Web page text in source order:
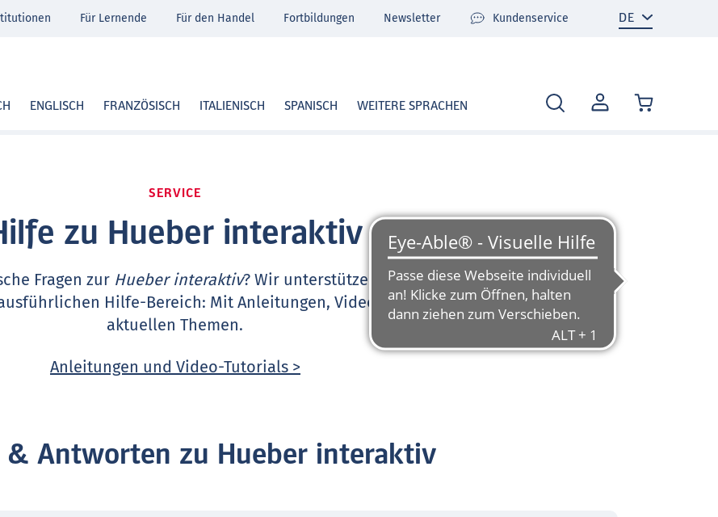
MEIN
KONTO
ENGLISCH FRANZÖSISCH ITALIENISCH SPANISCH WEITERE SPRACHEN
Für Lernende Für den Handel Fortbildungen Newsletter Kundenservice
SERVICE
zu Hueber interaktiv
Fragen zur Hueber interaktiv? Wir unterstützen Sie sehr gerne und
Hilfe-Bereich: Mit Anleitungen, Video-Tutorials und FAQ zu
aktuellen Themen.
Anleitungen und Video-Tutorials >
& Antworten zu Hueber interaktiv